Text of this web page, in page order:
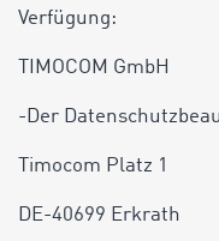
Verfügung:
TIMOCOM GmbH
-Der
Timocom Platz 1
DE-40699 Erkrath